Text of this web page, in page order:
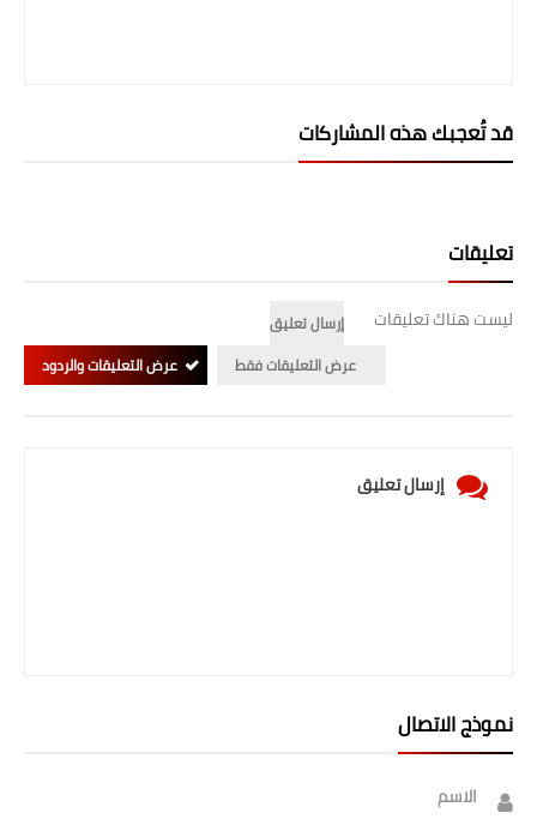
قد تُعجبك هذه المشاركات
تعليقات
ليست هناك تعليقات
إرسال تعليق
عرض التعليقات فقط
عرض التعليقات والردود
إرسال تعليق
نموذج الاتصال
الاسم